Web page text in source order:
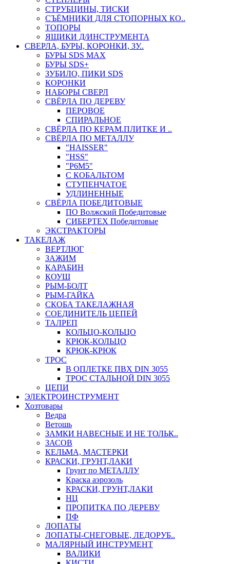
СТРУБЦИНЫ, ТИСКИ
СЪЁМНИКИ ДЛЯ СТОПОРНЫХ КО..
ТОПОРЫ
ЯЩИКИ Д/ИНСТРУМЕНТА
СВЕРЛА, БУРЫ, КОРОНКИ, ЗУ..
БУРЫ SDS MAX
БУРЫ SDS+
ЗУБИЛО, ПИКИ SDS
КОРОНКИ
НАБОРЫ СВЕРЛ
СВЁРЛА ПО ДЕРЕВУ
ПЕРОВОЕ
СПИРАЛЬНОЕ
СВЁРЛА ПО КЕРАМ.ПЛИТКЕ И ..
СВЁРЛА ПО МЕТАЛЛУ
"HAISSER"
"HSS"
"Р6М5"
С КОБАЛЬТОМ
СТУПЕНЧАТОЕ
УДЛИНЕННЫЕ
СВЁРЛА ПОБЕДИТОВЫЕ
ПО Волжский Победитовые
СИБЕРТЕХ Победитовые
ЭКСТРАКТОРЫ
ТАКЕЛАЖ
ВЕРТЛЮГ
ЗАЖИМ
КАРАБИН
КОУШ
РЫМ-БОЛТ
РЫМ-ГАЙКА
СКОБА ТАКЕЛАЖНАЯ
СОЕДИНИТЕЛЬ ЦЕПЕЙ
ТАЛРЕП
КОЛЬЦО-КОЛЬЦО
КРЮК-КОЛЬЦО
КРЮК-КРЮК
ТРОС
В ОПЛЕТКЕ ПВХ DIN 3055
ТРОС СТАЛЬНОЙ DIN 3055
ЦЕПИ
ЭЛЕКТРОИНСТРУМЕНТ
Хозтовары
Ведра
Ветошь
ЗАМКИ НАВЕСНЫЕ И НЕ ТОЛЬК..
ЗАСОВ
КЕЛЬМА, МАСТЕРКИ
КРАСКИ, ГРУНТ,ЛАКИ
Грунт по МЕТАЛЛУ
Краска аэрозоль
КРАСКИ, ГРУНТ,ЛАКИ
НЦ
ПРОПИТКА ПО ДЕРЕВУ
ПФ
ЛОПАТЫ
ЛОПАТЫ-СНЕГОВЫЕ, ЛЕДОРУБ..
МАЛЯРНЫЙ ИНСТРУМЕНТ
ВАЛИКИ